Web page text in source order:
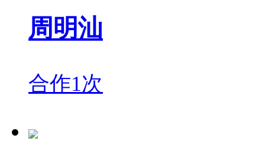
周明汕
合作1次